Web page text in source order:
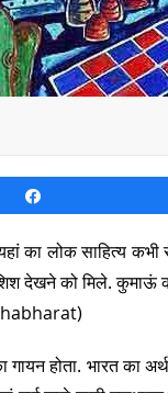
का लोक साहित्य
को मिले. कुमाऊं की
होता. भारत का